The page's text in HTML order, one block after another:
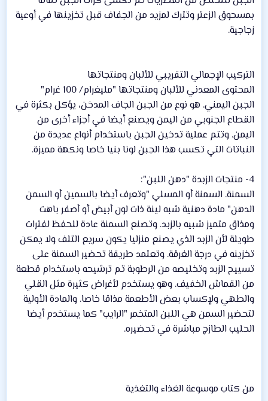
بمسحوق الزعتر وتترك لمزيد من الجفاف قبل تخزينها في أوعية
زجاجية.
التركيب الإجمالي التقريبي للألبان ومنتجاتها
المحتوى المعدني للألبان ومنتجاتها "مليغرام/ 100 غرام"
الجبن اليمني. هو نوع من الجبن الجاف المدخن، يؤكل بكثرة في
القطاع الجنوبي من اليمن ويصنع أيضا في أجزاء أخرى من
اليمن. وتتم عملية تدخين الجبن باستخدام أنواع عديدة من
النباتات التي تكسب هذا الجبن لونا بنيا خاصا ونكهة مميزة.
4- منتجات الزبدة "دهن اللبن":
السمنة. السمنة أو المسلي "وتعرف أيضا بالسمين أو السمن
الدهن" مادة دهنية شبه لينة ذات لون أبيض أو أصفر باهت
ومذاق متميز شبيه بالزبد. وتصنع السمنة عادة للحفظ لفترات
طويلة لأن الزبد الذي يصنع منزليا يكون سريع التلف ولا يمكن
تخزينه في درجة الغرقة. وتعتمد طريقة تحضير السمنة على
تسييح الزبد وتخليصه من الرطوبة ثم ترشيحه باستخدام قطعة
من القماش الخفيف. وهو يستخدم لأغراض كثيرة مثل القلي
والطهي ولإكساب بعض الأطعمة مذاقا خاصا. والمادة الأولية
لتحضير السمن هي اللبن المتخمر "الرايب" كما يستخدم أيضا
الحليب الطازج مباشرة في تحضيره.
من كتاب موسوعة الغذاء والتغذية